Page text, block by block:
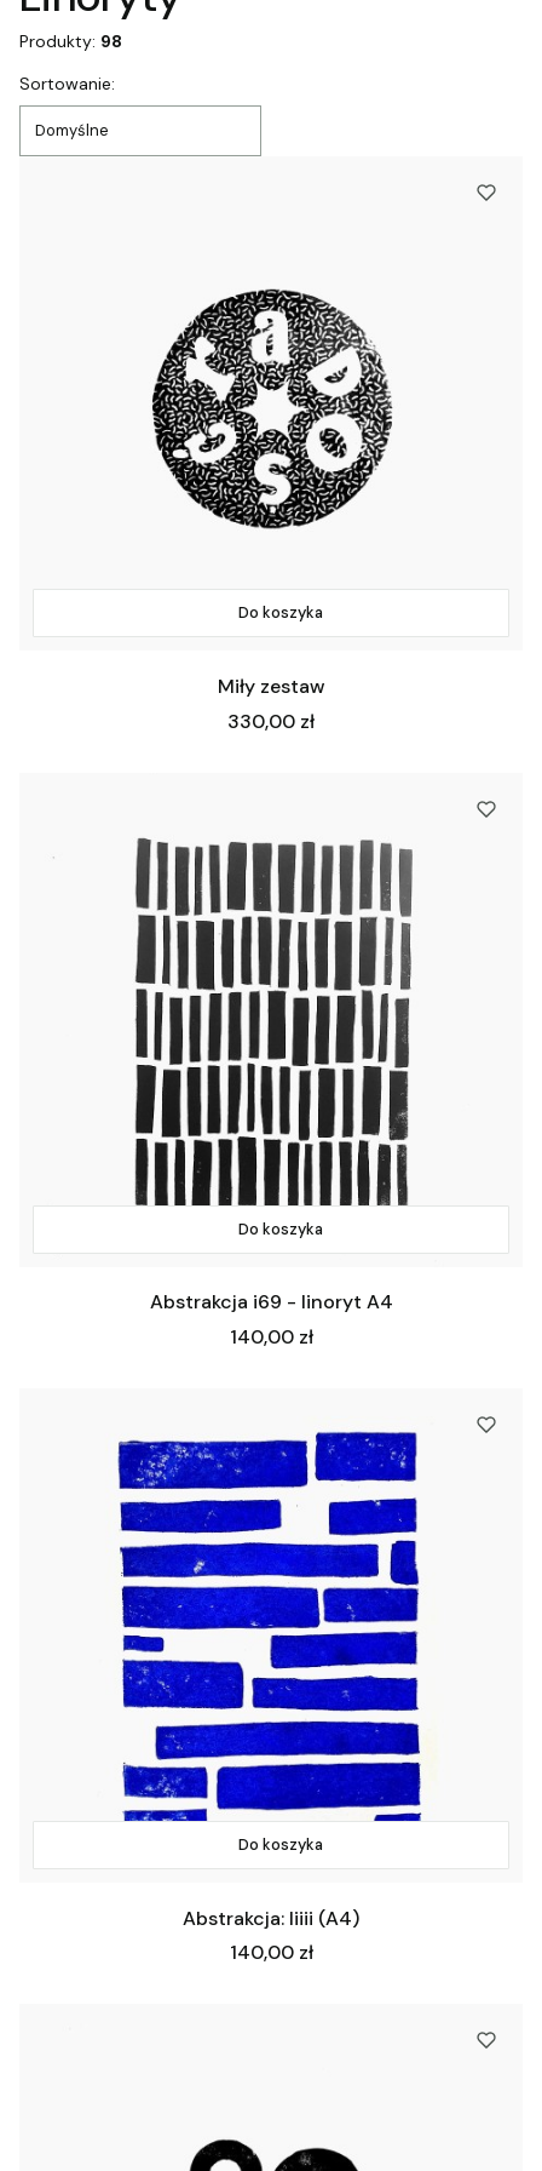
Produkty: 98
Lista produktów
Sortowanie:
Domyślne
Do koszyka
Miły zestaw
Cena
330,00 zł
Do koszyka
Abstrakcja i69 - linoryt A4
Cena
140,00 zł
Do koszyka
Abstrakcja: Iiiii (A4)
Cena
140,00 zł